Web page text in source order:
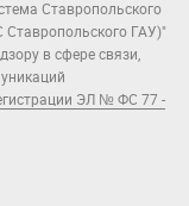
Ставропольского
Ставропольского ГАУ)"
в сфере связи,
ЭЛ № ФС 77 -